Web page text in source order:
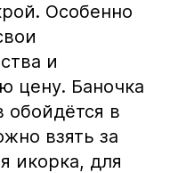
Особенно
и
цену. Баночка
обойдётся в
взять за
икорка, для